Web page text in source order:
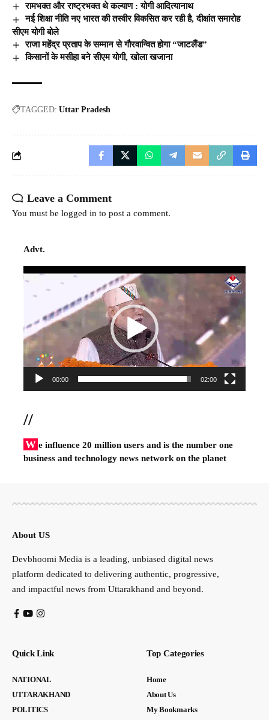
रामभक्त और राष्ट्रभक्त थे कल्याण : योगी आदित्यानाथ
नई शिक्षा नीति नए भारत की तस्वीर विकसित कर रही है, दीक्षांत समारोह
सीएम योगी बोले
राजा महेंद्र प्रताप के सम्मान से गौरवान्वित होगा “जाटलैंड”
किसानों के मसीहा बने सीएम योगी, खोला खजाना
TAGGED: Uttar Pradesh
Leave a Comment
You must be logged in to post a comment.
Advt.
Video
00:00 02:00
//
W e influence 20 million users and is the number one
business and technology news network on the planet
About US
Devbhoomi Media is a leading, unbiased digital news
platform dedicated to delivering authentic, progressive,
and impactful news from Uttarakhand and beyond.
Quick Link
NATIONAL
UTTARAKHAND
POLITICS
Top Categories
Home
About Us
My Bookmarks